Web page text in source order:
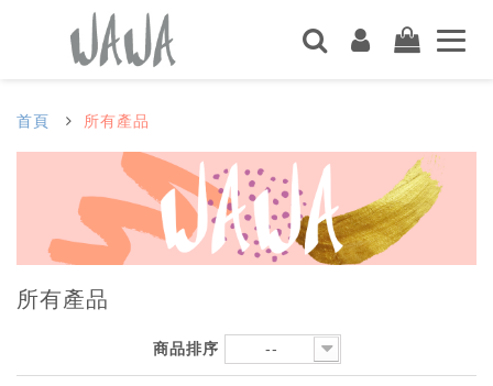
首頁 所有產品
所有產品
商品排序 --